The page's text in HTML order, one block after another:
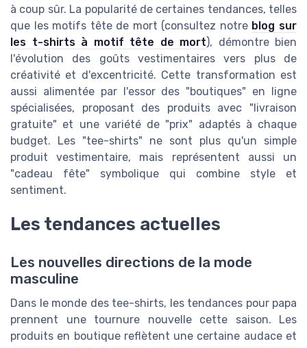
à coup sûr. La popularité de certaines tendances, telles
que les motifs tête de mort (consultez notre blog sur
les t-shirts à motif tête de mort), démontre bien
l'évolution des goûts vestimentaires vers plus de
créativité et d'excentricité. Cette transformation est
aussi alimentée par l'essor des "boutiques" en ligne
spécialisées, proposant des produits avec "livraison
gratuite" et une variété de "prix" adaptés à chaque
budget. Les "tee-shirts" ne sont plus qu'un simple
produit vestimentaire, mais représentent aussi un
"cadeau fête" symbolique qui combine style et
sentiment.
Les tendances actuelles
Les nouvelles directions de la mode
masculine
Dans le monde des tee-shirts, les tendances pour papa
prennent une tournure nouvelle cette saison. Les
produits en boutique reflètent une certaine audace et